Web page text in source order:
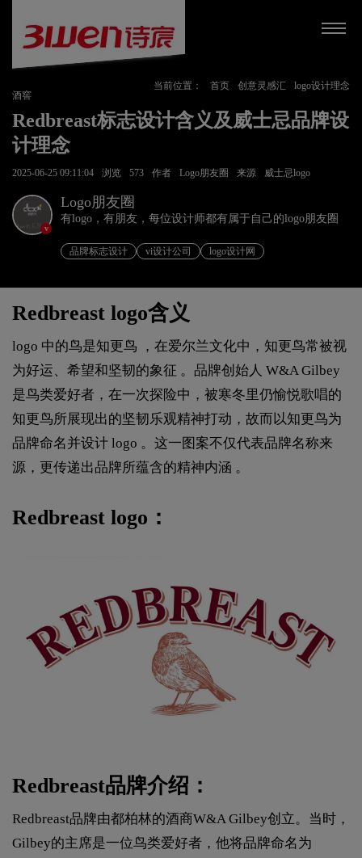
当前位置： 首页 创意灵感汇
logo设计理念
酒窖
Redbreast标志设计含义及威士忌品牌设
计理念
2025-06-25 09:11:04 浏览 573 作者 Logo朋友圈 来源 威士忌logo
v
Logo朋友圈
有logo，有朋友，每位设计师都有属于自己的logo朋友圈
品牌标志设计 vi设计公司 logo设计网
Redbreast logo含义
logo 中的鸟是知更鸟 ，在爱尔兰文化中，知更鸟常被视
为好运、希望和坚韧的象征 。品牌创始人 W&A Gilbey
是鸟类爱好者，在一次探险中，被寒冬里仍愉悦歌唱的
知更鸟所展现出的坚韧乐观精神打动，故而以知更鸟为
品牌命名并设计 logo 。这一图案不仅代表品牌名称来
源，更传递出品牌所蕴含的精神内涵 。
Redbreast logo：
Redbreast品牌介绍：
Redbreast品牌由都柏林的酒商W&A Gilbey创立。当时，
Gilbey的主席是一位鸟类爱好者，他将品牌命名为